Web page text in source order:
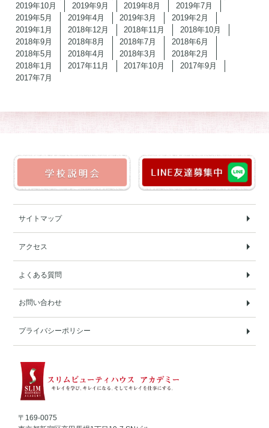
2019年10月
2019年9月 2019年8月
2019年7月
2019年5月
2019年4月 2019年3月
2019年2月
2019年1月
2018年12月 2018年11月
2018年10月
2018年9月
2018年8月 2018年7月
2018年6月
2018年5月
2018年4月 2018年3月
2018年2月
2018年1月
2017年11月 2017年10月
2017年9月
2017年7月
サイトマップ
アクセス
よくある質問
お問い合わせ
プライバシーポリシー
〒169-0075